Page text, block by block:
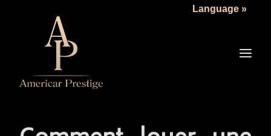
LA SOCIÉTÉ
LES VÉHICULES
TARIFS
Language »